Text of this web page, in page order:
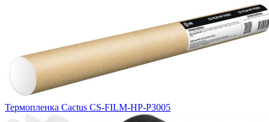
Термопленка Cactus CS-FILM-HP-P3005